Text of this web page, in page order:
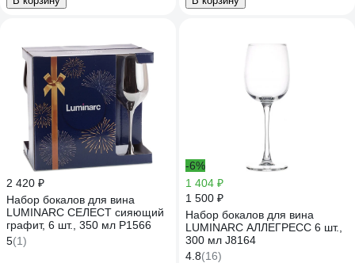
2 420 ₽
Набор бокалов для вина
LUMINARC СЕЛЕСТ сияющий
графит, 6 шт., 350 мл P1566
5(1)
-6%
1 404 ₽
1 500 ₽
Набор бокалов для вина
LUMINARC АЛЛЕГРЕСС 6 шт.,
300 мл J8164
4.8(16)